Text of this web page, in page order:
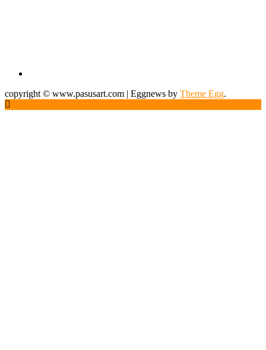
copyright © www.pasusart.com | Eggnews by Theme Egg.